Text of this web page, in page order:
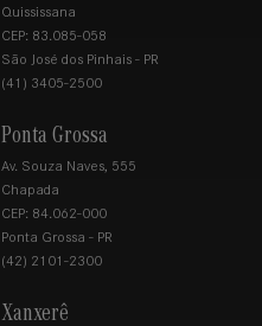
Quississana
CEP: 83.085-058
São José dos Pinhais - PR
(41) 3405-2500
Ponta Grossa
Av. Souza Naves, 555
Chapada
CEP: 84.062-000
Ponta Grossa - PR
(42) 2101-2300
Xanxerê